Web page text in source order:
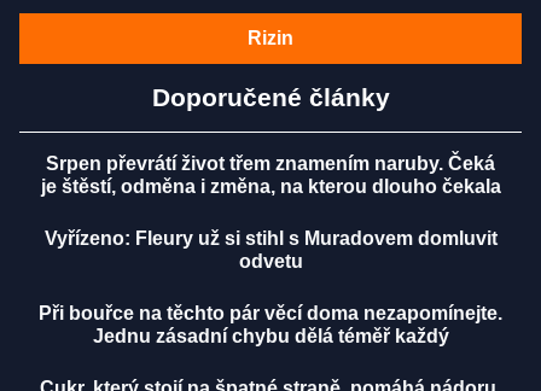
Rizin
Doporučené články
Srpen převrátí život třem znamením naruby. Čeká
je štěstí, odměna i změna, na kterou dlouho čekala
Vyřízeno: Fleury už si stihl s Muradovem domluvit
odvetu
Při bouřce na těchto pár věcí doma nezapomínejte.
Jednu zásadní chybu dělá téměř každý